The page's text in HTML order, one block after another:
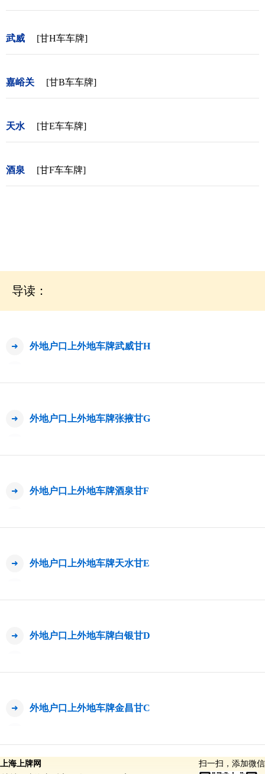
武威 [甘H车车牌]
嘉峪关 [甘B车车牌]
天水 [甘E车车牌]
酒泉 [甘F车车牌]
导读：
外地户口上外地车牌武威甘H
外地户口上外地车牌张掖甘G
外地户口上外地车牌酒泉甘F
外地户口上外地车牌天水甘E
外地户口上外地车牌白银甘D
外地户口上外地车牌金昌甘C
扫一扫，添加微信
上海上牌网